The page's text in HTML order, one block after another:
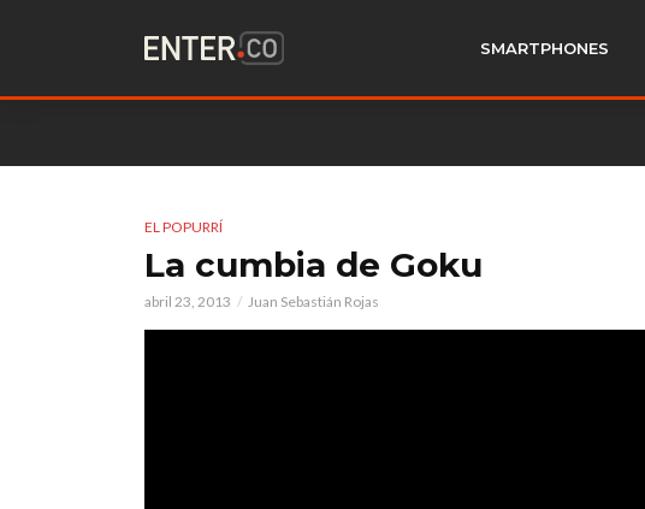
SMARTPHONES
EL POPURRÍ
La cumbia de Goku
abril 23, 2013 Juan Sebastián Rojas